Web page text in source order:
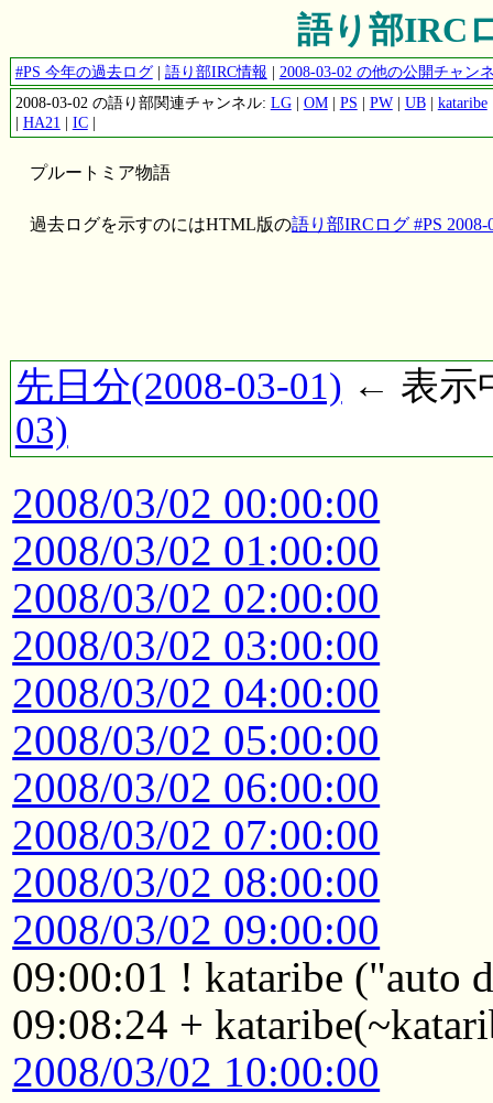
語り部IRC
#PS 今年の過去ログ| 語り部IRC情報 | 2008-03-02 の他の公開チャン
2008-03-02 の語り部関連チャンネル: LG| OM| PS | PW| UB| kataribe
| HA21 | IC|
プルートミア物語
過去ログを示すのにはHTML版の語り部IRCログ #PS 2008-
先日分(2008-03-01) ← 表示
03)
2008/03/02 00:00:00
2008/03/02 01:00:00
2008/03/02 02:00:00
2008/03/02 03:00:00
2008/03/02 04:00:00
2008/03/02 05:00:00
2008/03/02 06:00:00
2008/03/02 07:00:00
2008/03/02 08:00:00
2008/03/02 09:00:00
09:00:01 ! kataribe ("auto
09:08:24 +
2008/03/02 10:00:00